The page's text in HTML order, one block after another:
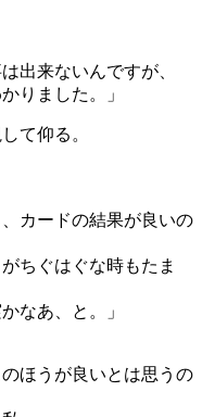
出来ないんですが、
りました。」
て仰る。
カードの結果が良いの
ちぐはぐな時もたま
なあ、と。」
ほうが良いとは思うの